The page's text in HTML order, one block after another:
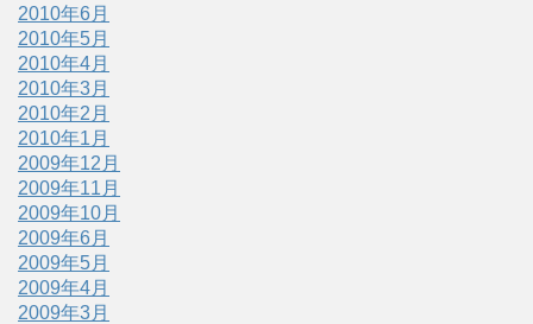
2010年6月
2010年5月
2010年4月
2010年3月
2010年2月
2010年1月
2009年12月
2009年11月
2009年10月
2009年6月
2009年5月
2009年4月
2009年3月